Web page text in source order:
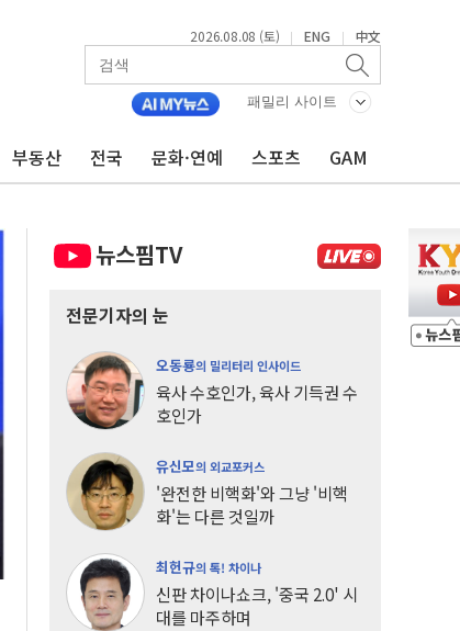
2026.08.08 (토) | ENG | 中文
패밀리 사이트
부동산 전국 문화·연예 스포츠 GAM
뉴스핌TV
전문기자의 눈
오동룡의 밀리터리 인사이드
육사 수호인가, 육사 기득권 수
호인가
유신모의 외교포커스
'완전한 비핵화'와 그냥 '비핵
화'는 다른 것일까
최헌규의 톡! 차이나
신판 차이나쇼크, '중국 2.0' 시
대를 마주하며